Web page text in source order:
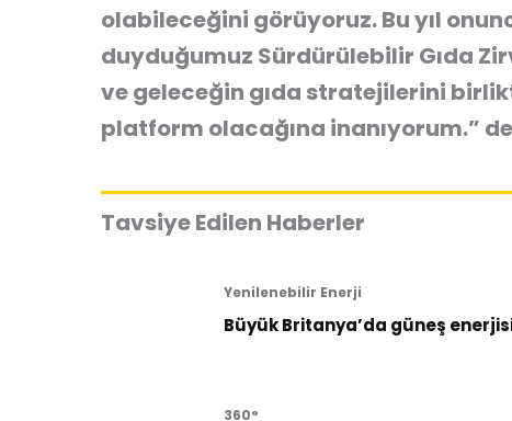
olabileceğini görüyoruz. Bu yıl
duyduğumuz Sürdürülebilir Gıda
ve geleceğin gıda stratejilerini
platform olacağına inanıyorum.”
Tavsiye Edilen Haberler
Yenilenebilir Enerji
Büyük Britanya’da güneş
360°